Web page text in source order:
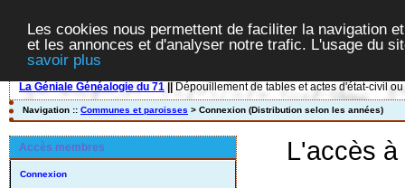
Les cookies nous permettent de faciliter la navigation
et les annonces et d'analyser notre trafic. L'usage du
savoir plus
La Géniale Généalogie du 71 Dépouillement de tables et actes d'état-civil
Navigation :: Communes et paroisses > Connexion (Distribution selon les années)
Accès membres
Connexion
L'accès